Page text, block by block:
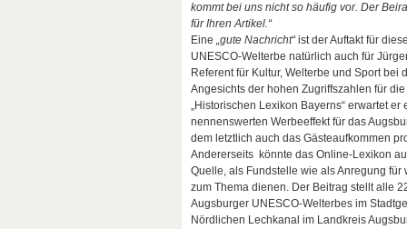
kommt bei uns nicht so häufig vor. Der
für Ihren Artikel.“
Eine „gute Nachricht“ist der Auftakt für
UNESCO-Welterbe natürlich auch für
Referent für Kultur, Welterbe und Sport bei
Angesichts der hohen Zugriffszahlen für die
„Historischen Lexikon Bayerns“ erwartet er
nennenswerten Werbeeffekt für das
dem letztlich auch das Gästeaufkommen
Andererseits könnte das Online-Lexikon
Quelle, als Fundstelle wie als Anregung für
zum Thema dienen. Der Beitrag stellt alle
Augsburger UNESCO-Welterbes im
Nördlichen Lechkanal im Landkreis